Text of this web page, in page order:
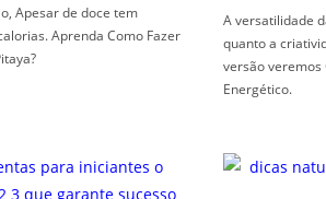
Apesar de doce tem
Aprenda Como Fazer
A versatilidade
quanto a
versão veremos
Energético.